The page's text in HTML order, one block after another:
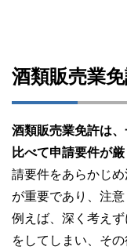
酒類販売業
酒類販売業免許は
比べて申請要件が厳
請要件をあらかじ
が重要であり、注
例えば、深く考え
をしてしまい、そ